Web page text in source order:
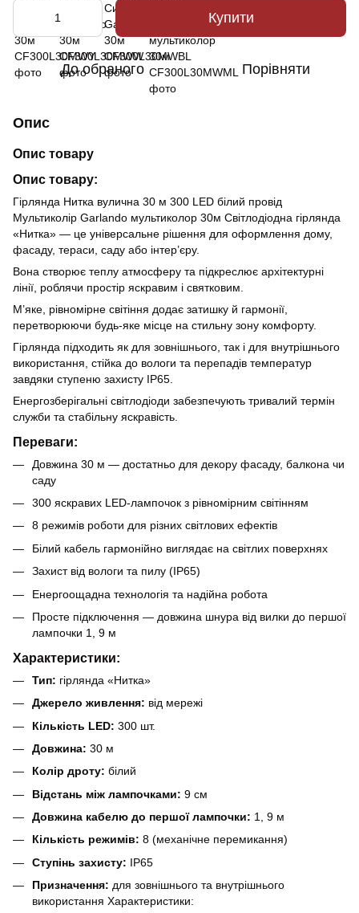
Купити
До обраного Порівняти
Опис
Опис товару
Опис товару:
Гірлянда Нитка вулична 30 м 300 LED білий провід
Мультиколір Garlando мультиколор 30м Світлодіодна гірлянда
«Нитка» — це універсальне рішення для оформлення дому,
фасаду, тераси, саду або інтер’єру.
Вона створює теплу атмосферу та підкреслює архітектурні
лінії, роблячи простір яскравим і святковим.
М’яке, рівномірне світіння додає затишку й гармонії,
перетворюючи будь-яке місце на стильну зону комфорту.
Гірлянда підходить як для зовнішнього, так і для внутрішнього
використання, стійка до вологи та перепадів температур
завдяки ступеню захисту IP65.
Енергозберігальні світлодіоди забезпечують тривалий термін
служби та стабільну яскравість.
Переваги:
Довжина 30 м — достатньо для декору фасаду, балкона чи
саду
300 яскравих LED-лампочок з рівномірним світінням
8 режимів роботи для різних світлових ефектів
Білий кабель гармонійно виглядає на світлих поверхнях
Захист від вологи та пилу (IP65)
Енергоощадна технологія та надійна робота
Просте підключення — довжина шнура від вилки до першої
лампочки 1, 9 м
Характеристики:
Тип: гірлянда «Нитка»
Джерело живлення: від мережі
Кількість LED: 300 шт.
Довжина: 30 м
Колір дроту: білий
Відстань між лампочками: 9 см
Довжина кабелю до першої лампочки: 1, 9 м
Кількість режимів: 8 (механічне перемикання)
Ступінь захисту: IP65
Призначення: для зовнішнього та внутрішнього
використання Характеристики: